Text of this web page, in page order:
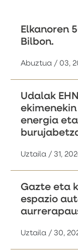
Elkanoren
Bilbon.
Abuztua / 03,
Udalak
energia
Uztaila / 31,
Gazte eta
espazio
Uztaila / 30,